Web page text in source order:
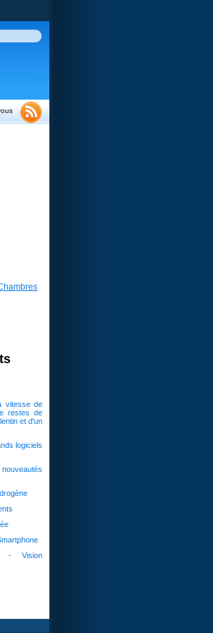
vitesse de
restes de
et d'un
logiciels
- Vision